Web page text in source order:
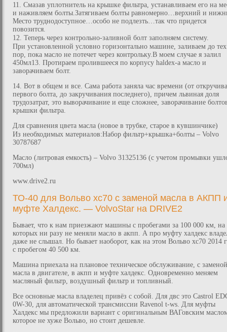
11. Смазав уплотнитель на крышке фильтра, устанавливаем его на
и наживляем болты.Затягиваем болты равномерно…верхний и
Место труднодоступное…особо не подлезть…так что придется
повозится.
12. Теперь через контрольно-заливной болт заполняем систему.
При установленной условно горизонтально машине, заливаем до тех
пор, пока масло не потечет через контрольку.В моем случае я залил
450мл13. Протираем пролившееся по корпусу haldex-a масло и
заворачиваем болт.
14. Вот в общем и все. Сама работа заняла час времени (от
первого болта, до закручивания последнего), причем львиная доля
трудозатрат, это выворачивание и еще сложнее, заворачивание
крышки фильтра.
Для сравнения цвета масла (новое в трубке, старое в кувшинчике)
Из необходимых материалов:Набор фильтр+крышка+болты – Volvo
30787687
Масло (литровая емкость) – Volvo 31325136 (с учетом промывки
700мл)
www.drive2.ru
ТО-40 для Вольво хс70 с заменой масла в АКПП
муфте Халдекс. — VolvoStar на DRIVE2
Бывает, что к нам приезжают машины с пробегами за 100 000 км, на
которых ни разу не меняли масло в акпп. А про муфту халдекс
даже не слышал. Но бывает наоборот, как на этом Вольво хс70 2014
с пробегом 40 500 км.
Машина приехала на плановое техническое обслуживание, с заменой
масла в двигателе, в акпп и муфте халдекс. Одновременно меняем
масляный фильтр, воздушный фильтр и топливный.
Все основные масла владелец привёз с собой. Для двс это Castrol
0W-30, для автоматической трансмиссии Ravenol t-ws. Для муфты
Халдекс мы предложили вариант с оригинальным ВАГовским
которое не хуже Вольво, но стоит дешевле.